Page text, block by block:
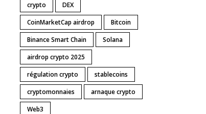
crypto
DEX
CoinMarketCap airdrop
Bitcoin
Binance Smart Chain
Solana
airdrop crypto 2025
régulation crypto
stablecoins
cryptomonnaies
arnaque crypto
Web3